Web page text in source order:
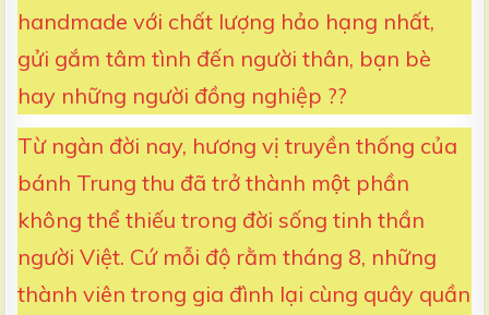
handmade với chất lượng hảo hạng nhất,
gửi gắm tâm tình đến người thân, bạn bè
hay những người đồng nghiệp ??
Từ ngàn đời nay, hương vị truyền thống của
bánh Trung thu đã trở thành một phần
không thể thiếu trong đời sống tinh thần
người Việt. Cứ mỗi độ rằm tháng 8, những
thành viên trong gia đình lại cùng quây quần